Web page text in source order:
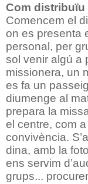
Com distribuïu
Comencem el
on es presenta
personal, per
sol venir algú a
missionera, un
es fa un
diumenge al
prepara la
el centre, com
convivència.
dina, amb la
ens servim
grups...